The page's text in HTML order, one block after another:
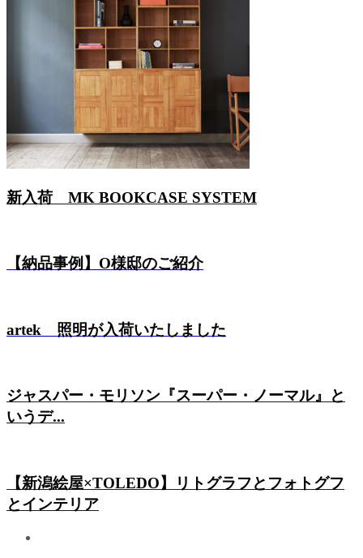
新入荷 MK BOOKCASE SYSTEM
【納品事例】O様邸のご紹介
artek 照明が入荷いたしました
ジャスパー・モリソン『スーパー・ノーマル』と
いうデ...
【新潟絵屋×TOLEDO】リトグラフとフォトグフ
とインテリア